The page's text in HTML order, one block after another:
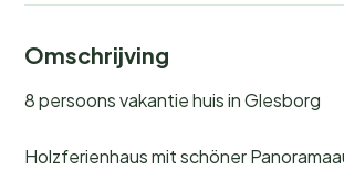
Omschrijving
8 persoons vakantie huis in Glesborg
Holzferienhaus mit schöner